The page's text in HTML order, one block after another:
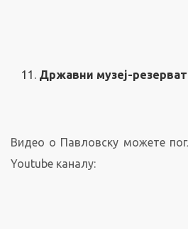
Државни музеј-
Видео о Павловску можете
Youtube каналу: